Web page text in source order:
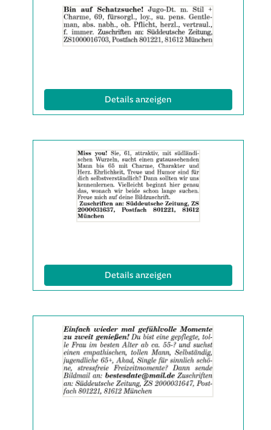
der
Anzeige
2061863
Details anzeigen(ID: 2061863)
der
Anzeige
2061864
anzeigen
|
Info:
Details anzeigen(ID: 2061864)
der
Anzeige
2061865
anzeigen
|
Info: